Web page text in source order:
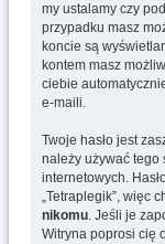
my ustalamy czy
przypadku masz
koncie są
kontem masz
ciebie
e-maili.
Twoje hasło jest
należy używać tego
internetowych.
„Tetraplegik”, więc
nikomu. Jeśli je
Witryna poprosi cię